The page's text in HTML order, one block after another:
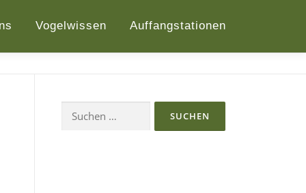
Vogelwissen Auffangstationen
nach: